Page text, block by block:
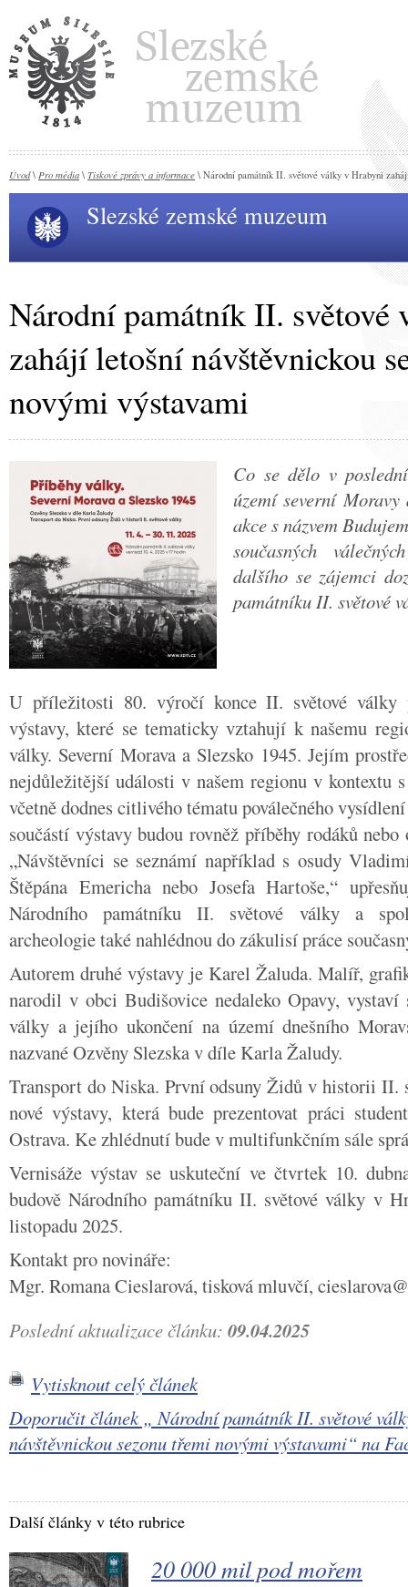
Úvod\ Pro média \ Tiskové zprávy a informace \ Národní památník II. světové války v Hrabyni
Slezské zemské muzeum
Národní památník II. světové
zahájí letošní návštěvnickou
novými výstavami
Co se dělo v
území severní
akce s názvem
současných
dalšího se zájemci
památníku II. světové
U příležitosti 80. výročí konce II. světové války
výstavy, které se tematicky vztahují k našemu
války. Severní Morava a Slezsko 1945. Jejím
nejdůležitější události v našem regionu v kontextu
včetně dodnes citlivého tématu poválečného
součástí výstavy budou rovněž příběhy rodáků
„Návštěvníci se seznámí například s osudy
Štěpána Emericha nebo Josefa Hartoše,“
Národního památníku II. světové války a
archeologie také nahlédnou do zákulisí práce
Autorem druhé výstavy je Karel Žaluda. Malíř,
narodil v obci Budišovice nedaleko Opavy,
války a jejího ukončení na území dnešního
nazvané Ozvěny Slezska v díle Karla Žaludy.
Transport do Niska. První odsuny Židů v historii II.
nové výstavy, která bude prezentovat práci
Ostrava. Ke zhlédnutí bude v multifunkčním sále
Vernisáže výstav se uskuteční ve čtvrtek 10.
budově Národního památníku II. světové války v
listopadu 2025.
Kontakt pro novináře:
Mgr. Romana Cieslarová, tisková mluvčí,
Poslední aktualizace článku: 09.04.2025
Vytisknout celý článek
Doporučit článek „ Národní památník II. světové
návštěvnickou sezonu třemi novými výstavami“ na
Další články v této rubrice
20 000 mil pod mořem